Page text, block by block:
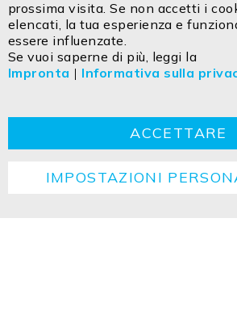
ContattoImpresa
TCG CookieRitorno
Copyright ©2026 ISOLED
prossima visita. Se non accetti i
elencati, la tua esperienza e
essere influenzate.
Se vuoi saperne di più, leggi la
Impronta | Informativa sulla
ACCETTARE
IMPOSTAZIONI